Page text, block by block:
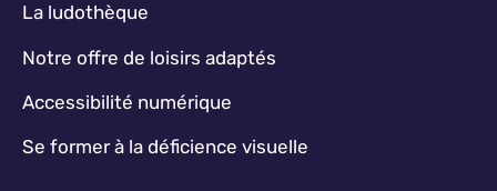
La ludothèque
Notre offre de loisirs adaptés
Accessibilité numérique
Se former à la déficience visuelle